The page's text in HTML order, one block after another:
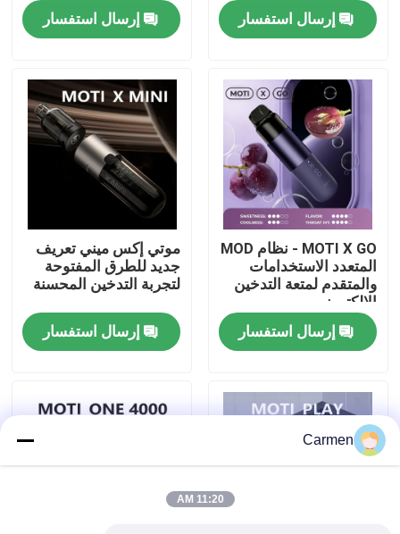
منزل
أشرطة فيديو
حول بنا
جولة في المعمل
ضبط الجودة
اتصل بنا
طلب اقتباس
فوزول فايب
إرسال استفسار
إرسال استفسار
MOTI X GO - نظام MOD
المتعدد الاستخدامات
والمتقدم لمتعة التدخين
الإلكتروني
إرسال استفسار
موتي إكس ميني تعريف
جديد للطرق المفتوحة
لتجربة التدخين المحسنة
إرسال استفسار
Carmen
11:20 AM